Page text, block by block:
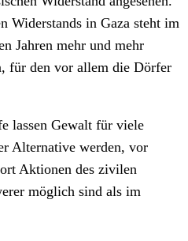
Widerstands in Gaza steht im
Jahren mehr und mehr
für den vor allem die Dörfer
lassen Gewalt für viele
Alternative werden, vor
Aktionen des zivilen
möglich sind als im